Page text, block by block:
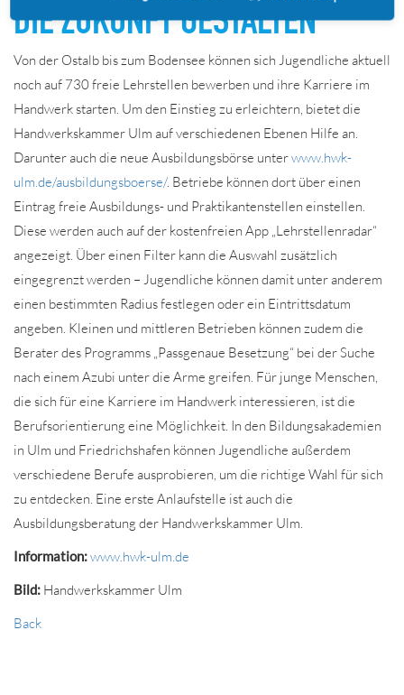
DIE ZUKUNFT GESTALTEN
Von der Ostalb bis zum Bodensee können sich Jugendliche aktuell
noch auf 730 freie Lehrstellen bewerben und ihre Karriere im
Handwerk starten. Um den Einstieg zu erleichtern, bietet die
Handwerkskammer Ulm auf verschiedenen Ebenen Hilfe an.
Darunter auch die neue Ausbildungsbörse unterwww.hwk-
ulm.de/ausbildungsboerse/. Betriebe können dort über einen
Eintrag freie Ausbildungs- und Praktikantenstellen einstellen.
Diese werden auch auf der kostenfreien App „Lehrstellenradar“
angezeigt. Über einen Filter kann die Auswahl zusätzlich
eingegrenzt werden – Jugendliche können damit unter anderem
einen bestimmten Radius festlegen oder ein Eintrittsdatum
angeben. Kleinen und mittleren Betrieben können zudem die
Berater des Programms „Passgenaue Besetzung“ bei der Suche
nach einem Azubi unter die Arme greifen. Für junge Menschen,
die sich für eine Karriere im Handwerk interessieren, ist die
Berufsorientierung eine Möglichkeit. In den Bildungsakademien
in Ulm und Friedrichshafen können Jugendliche außerdem
verschiedene Berufe ausprobieren, um die richtige Wahl für sich
zu entdecken. Eine erste Anlaufstelle ist auch die
Ausbildungsberatung der Handwerkskammer Ulm.
Information:www.hwk-ulm.de
Bild: Handwerkskammer Ulm
Back